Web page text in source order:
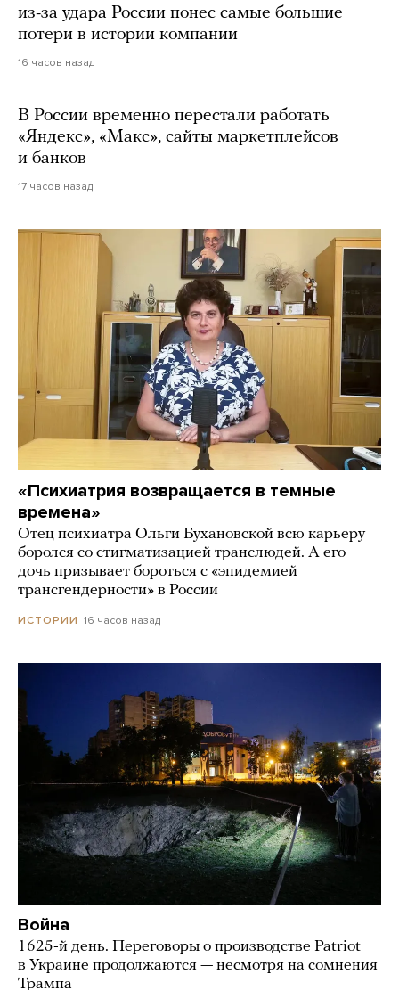
из-за удара России понес самые большие
потери в истории компании
16 часов назад
В России временно перестали работать
«Яндекс», «Макс», сайты маркетплейсов
и банков
17 часов назад
«Психиатрия возвращается в темные
времена»
Отец психиатра Ольги Бухановской всю карьеру
боролся со стигматизацией транслюдей. А его
дочь призывает бороться с «эпидемией
трансгендерности» в России
ИСТОРИИ 16 часов назад
Война
1625-й день. Переговоры о производстве Patriot
в Украине продолжаются — несмотря на сомнения
Трампа